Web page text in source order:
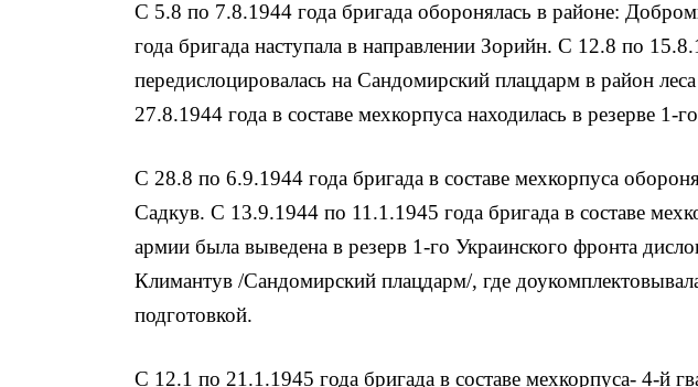
С 5.8 по 7.8.1944 года бригада оборонялась в районе:
года бригада наступала в направлении Зорийн. С 12.8 по
передислоцировалась на Сандомирский плацдарм в район
27.8.1944 года в составе мехкорпуса находилась в резерве 1-
С 28.8 по 6.9.1944 года бригада в составе мехкорпуса
Садкув. С 13.9.1944 по 11.1.1945 года бригада в составе
армии была выведена в резерв 1-го Украинского фронта
Климантув /Сандомирский плацдарм/, где
подготовкой.
С 12.1 по 21.1.1945 года бригада в составе мехкорпуса- 4-й